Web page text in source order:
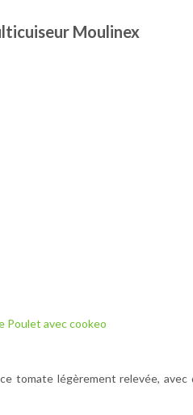
Moulinex
Poulet avec cookeo
tomate légèrement relevée, avec